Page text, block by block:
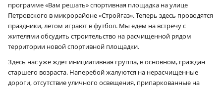
программе «Вам решать» спортивная площадка на улице
Петровского в микрорайоне «Стройгаз». Теперь здесь проводятся
праздники, летом играют в футбол. Мы едем на встречу с
жителями обсудить строительство на расчищенной рядом
территории новой спортивной площадки.
Здесь нас уже ждет инициативная группа, в основном, граждан
старшего возраста. Наперебой жалуются на нерасчищенные
дороги, отсутствие уличного освещения, припаркованные на